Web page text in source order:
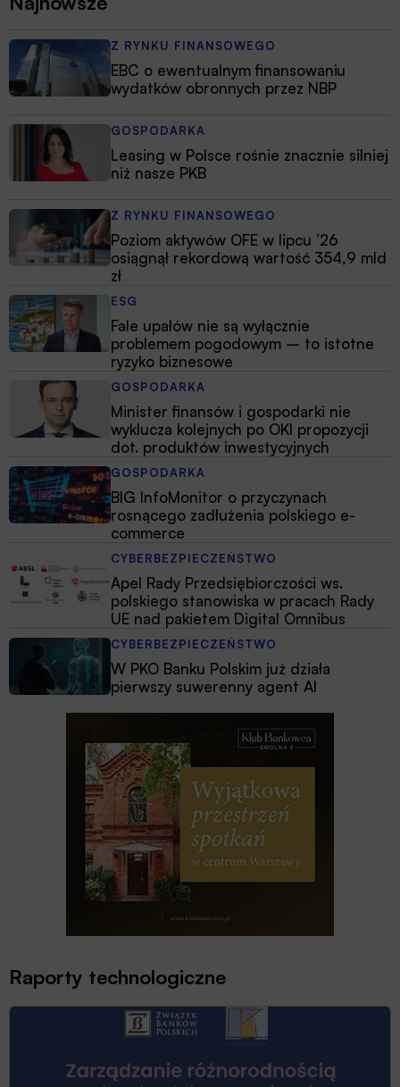
Z RYNKU FINANSOWEGO
EBC o ewentualnym finansowaniu
wydatków obronnych przez NBP
GOSPODARKA
Leasing w Polsce rośnie znacznie silniej
niż nasze PKB
Z RYNKU FINANSOWEGO
Poziom aktywów OFE w lipcu ’26
osiągnął rekordową wartość 354,9 mld
zł
ESG
Fale upałów nie są wyłącznie
problemem pogodowym – to istotne
ryzyko biznesowe
GOSPODARKA
Minister finansów i gospodarki nie
wyklucza kolejnych po OKI propozycji
dot. produktów inwestycyjnych
GOSPODARKA
BIG InfoMonitor o przyczynach
rosnącego zadłużenia polskiego e-
commerce
CYBERBEZPIECZEŃSTWO
Apel Rady Przedsiębiorczości ws.
polskiego stanowiska w pracach Rady
UE nad pakietem Digital Omnibus
CYBERBEZPIECZEŃSTWO
W PKO Banku Polskim już działa
pierwszy suwerenny agent AI
Raporty technologiczne